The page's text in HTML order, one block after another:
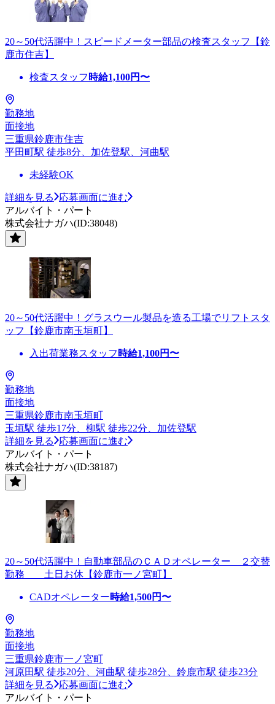
20～50代活躍中！スピードメーター部品の検査スタッフ【鈴
鹿市住吉】
検査スタッフ 時給1,100円〜
勤務地
面接地
三重県鈴鹿市住吉
平田町駅 徒歩8分、加佐登駅、河曲駅
未経験OK
詳細を見る
応募画面に進む
アルバイト・パート
株式会社ナガハ(ID:38048)
20～50代活躍中！グラスウール製品を造る工場でリフトスタ
ッフ【鈴鹿市南玉垣町】
入出荷業務スタッフ 時給1,100円〜
勤務地
面接地
三重県鈴鹿市南玉垣町
玉垣駅 徒歩17分、柳駅 徒歩22分、加佐登駅
詳細を見る
応募画面に進む
アルバイト・パート
株式会社ナガハ(ID:38187)
20～50代活躍中！自動車部品のＣＡＤオペレーター ２交替
勤務 土日お休【鈴鹿市一ノ宮町】
CADオペレーター時給1,500円〜
勤務地
面接地
三重県鈴鹿市一ノ宮町
河原田駅 徒歩20分、河曲駅 徒歩28分、鈴鹿市駅 徒歩23分
詳細を見る
応募画面に進む
アルバイト・パート